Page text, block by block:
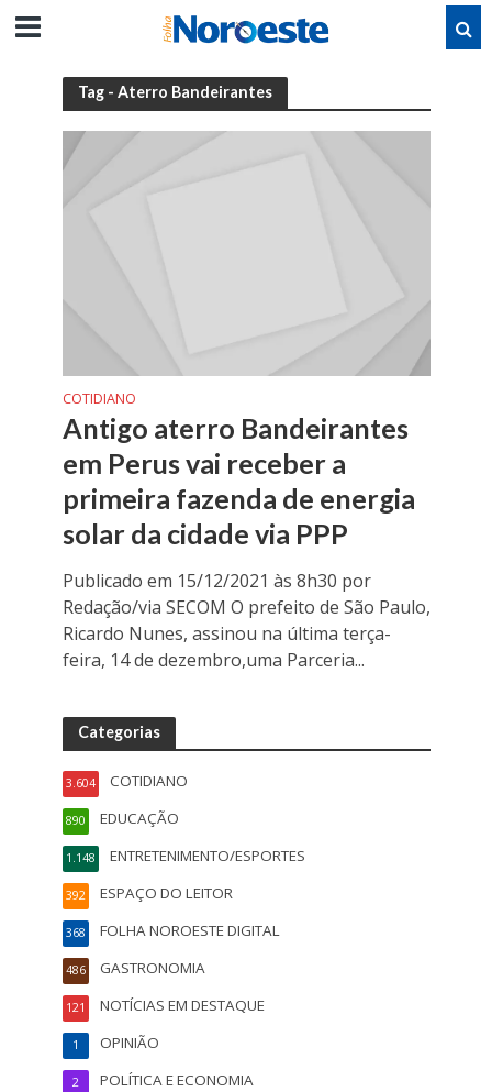
Tag - Aterro Bandeirantes
COTIDIANO
Antigo aterro Bandeirantes
em Perus vai receber a
primeira fazenda de energia
solar da cidade via PPP
Publicado em 15/12/2021 às 8h30 por
Redação/via SECOM O prefeito de São Paulo,
Ricardo Nunes, assinou na última terça-
feira, 14 de dezembro,uma Parceria...
Categorias
COTIDIANO
3.604
EDUCAÇÃO
890
ENTRETENIMENTO/ESPORTES
1.148
ESPAÇO DO LEITOR
392
FOLHA NOROESTE DIGITAL
368
GASTRONOMIA
486
NOTÍCIAS EM DESTAQUE
121
OPINIÃO
1
POLÍTICA E ECONOMIA
2